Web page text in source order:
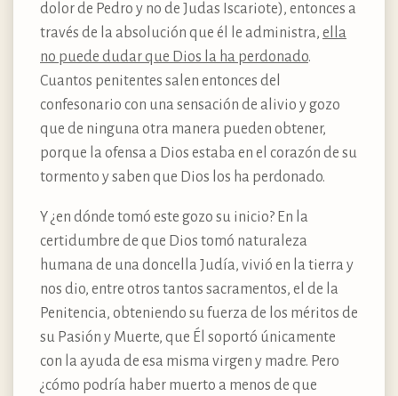
dolor de Pedro y no de Judas Iscariote), entonces a
través de la absolución que él le administra, ella
no puede dudar que Dios la ha perdonado.
Cuantos penitentes salen entonces del
confesonario con una sensación de alivio y gozo
que de ninguna otra manera pueden obtener,
porque la ofensa a Dios estaba en el corazón de su
tormento y saben que Dios los ha perdonado.
Y ¿en dónde tomó este gozo su inicio? En la
certidumbre de que Dios tomó naturaleza
humana de una doncella Judía, vivió en la tierra y
nos dio, entre otros tantos sacramentos, el de la
Penitencia, obteniendo su fuerza de los méritos de
su Pasión y Muerte, que Él soportó únicamente
con la ayuda de esa misma virgen y madre. Pero
¿cómo podría haber muerto a menos de que